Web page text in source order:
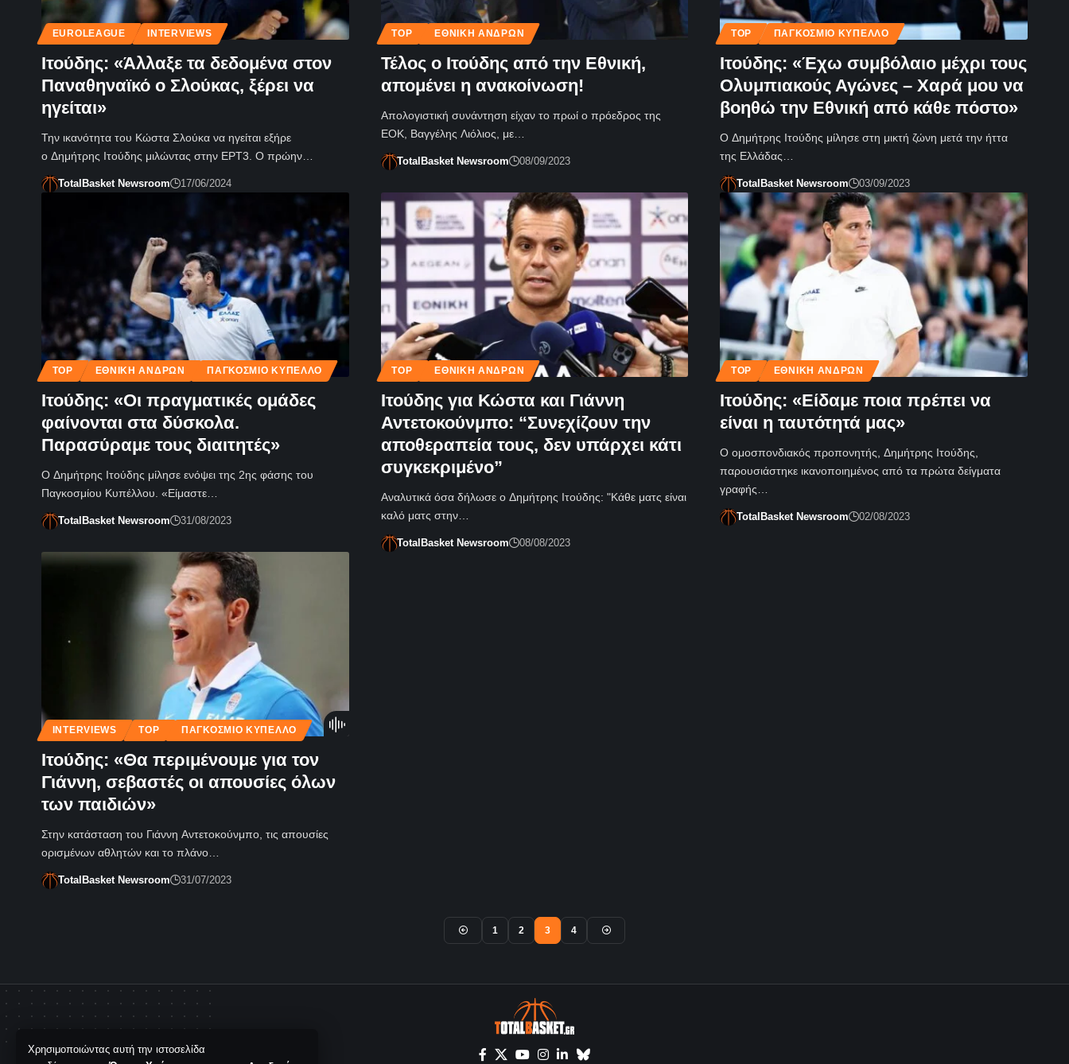
Χρησιμοποιώντας αυτή την ιστοσελίδα
EUROLEAGUE INTERVIEWS
Ιτούδης: «Άλλαξε τα δεδομένα στον
Παναθηναϊκό ο Σλούκας, ξέρει να
ηγείται»
Την ικανότητα του Κώστα Σλούκα να ηγείται εξήρε
ο Δημήτρης Ιτούδης μιλώντας στην ΕΡΤ3. Ο πρώην…
TotalBasket Newsroom 17/06/2024
TOP ΕΘΝΙΚΉ ΑΝΔΡΏΝ
Τέλος ο Ιτούδης από την Εθνική,
απομένει η ανακοίνωση!
Απολογιστική συνάντηση είχαν το πρωί ο πρόεδρος της
ΕΟΚ, Βαγγέλης Λιόλιος, με…
TotalBasket Newsroom 08/09/2023
TOP ΠΑΓΚΌΣΜΙΟ ΚΎΠΕΛΛΟ
Ιτούδης: «Έχω συμβόλαιο μέχρι τους
Ολυμπιακούς Αγώνες – Χαρά μου να
βοηθώ την Εθνική από κάθε πόστο»
Ο Δημήτρης Ιτούδης μίλησε στη μικτή ζώνη μετά την ήττα
της Ελλάδας…
TotalBasket Newsroom 03/09/2023
TOP ΕΘΝΙΚΉ ΑΝΔΡΏΝ ΠΑΓΚΌΣΜΙΟ ΚΎΠΕΛΛΟ
Ιτούδης: «Οι πραγματικές ομάδες
φαίνονται στα δύσκολα.
Παρασύραμε τους διαιτητές»
Ο Δημήτρης Ιτούδης μίλησε ενόψει της 2ης φάσης του
Παγκοσμίου Κυπέλλου. «Είμαστε…
TotalBasket Newsroom 31/08/2023
TOP ΕΘΝΙΚΉ ΑΝΔΡΏΝ
Ιτούδης για Κώστα και Γιάννη
Αντετοκούνμπο: “Συνεχίζουν την
αποθεραπεία τους, δεν υπάρχει κάτι
συγκεκριμένο”
Αναλυτικά όσα δήλωσε ο Δημήτρης Ιτούδης: "Κάθε ματς είναι
καλό ματς στην…
TotalBasket Newsroom 08/08/2023
TOP ΕΘΝΙΚΉ ΑΝΔΡΏΝ
Ιτούδης: «Είδαμε ποια πρέπει να
είναι η ταυτότητά μας»
Ο ομοσπονδιακός προπονητής, Δημήτρης Ιτούδης,
παρουσιάστηκε ικανοποιημένος από τα πρώτα δείγματα
γραφής…
TotalBasket Newsroom 02/08/2023
INTERVIEWS TOP ΠΑΓΚΌΣΜΙΟ ΚΎΠΕΛΛΟ
Ιτούδης: «Θα περιμένουμε για τον
Γιάννη, σεβαστές οι απουσίες όλων
των παιδιών»
Στην κατάσταση του Γιάννη Αντετοκούνμπο, τις απουσίες
ορισμένων αθλητών και το πλάνο…
TotalBasket Newsroom 31/07/2023
1 2 3 4